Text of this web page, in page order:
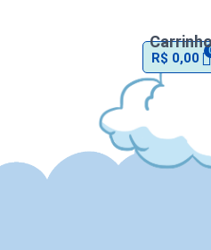
R$ 0,00